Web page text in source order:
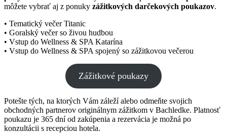
môžete vybrať aj z ponuky zážitkových darčekových poukazov.
• Tematický večer Titanic
• Goralský večer so živou hudbou
• Vstup do Wellness & SPA Katarína
• Vstup do Wellness & SPA spojený so zážitkovou večerou
Zážitkové poukazy
Potešte tých, na ktorých Vám záleží alebo odmeňte svojich
obchodných partnerov originálnym zážitkom v Bachledke. Platnosť
poukazu je 365 dní od zakúpenia a rezervácia je možná po
konzultácii s recepciou hotela.